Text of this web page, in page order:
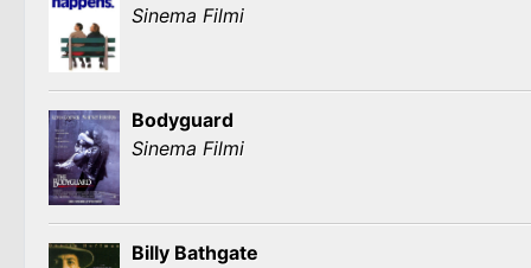
Sinema Filmi
Bodyguard
Sinema Filmi
Billy Bathgate